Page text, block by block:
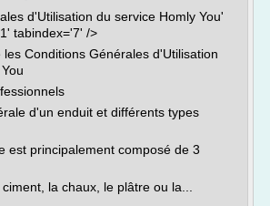
d'Utilisation du service Homly You'
tabindex='7' />
Conditions Générales d'Utilisation
d'un enduit et différents types
est principalement composé de 3
la chaux, le plâtre ou la...